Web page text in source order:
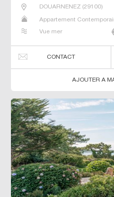
DOUARNENEZ(29100)
Appartement
Vue mer
CONTACT
AJOUTER A